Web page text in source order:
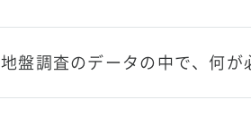
地盤調査のデータの中で、何が